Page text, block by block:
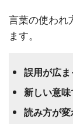
言葉の使われ
ます。
誤用が広
新しい意
読み方が